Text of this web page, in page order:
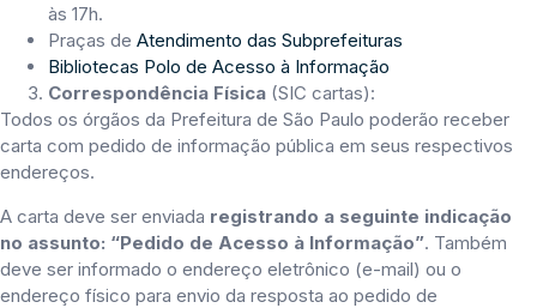
às 17h.
Praças de Atendimento das Subprefeituras
Bibliotecas Polo de Acesso à Informação
Correspondência Física (SIC cartas):
Todos os órgãos da Prefeitura de São Paulo poderão receber
carta com pedido de informação pública em seus respectivos
endereços.
A carta deve ser enviada registrando a seguinte indicação
no assunto: “Pedido de Acesso à Informação”. Também
deve ser informado o endereço eletrônico (e-mail) ou o
endereço físico para envio da resposta ao pedido de